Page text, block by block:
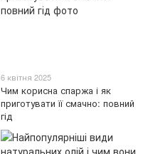
6 квітня 2025
Чим корисна спаржа і як
приготувати її смачно: повний
гід